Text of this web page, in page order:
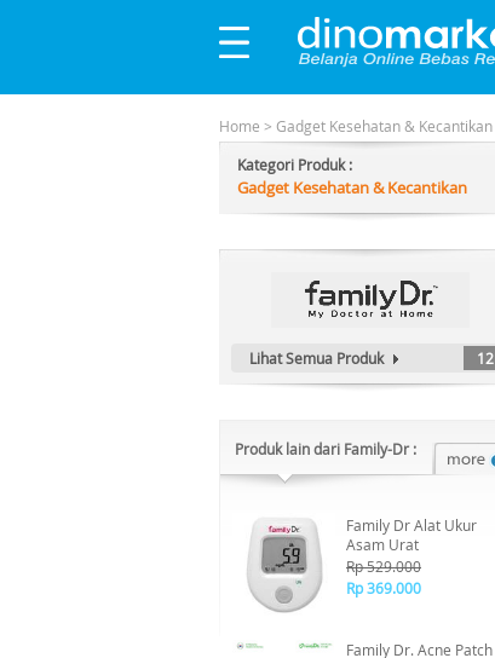
Home > Gadget Kesehatan & Kecantikan
Kategori Produk :
Gadget Kesehatan & Kecantikan
Lihat Semua Produk 12
Produk lain dari Family-Dr :
Family Dr Alat Ukur
Asam Urat
Rp 529.000
Rp 369.000
Family Dr. Acne Patch